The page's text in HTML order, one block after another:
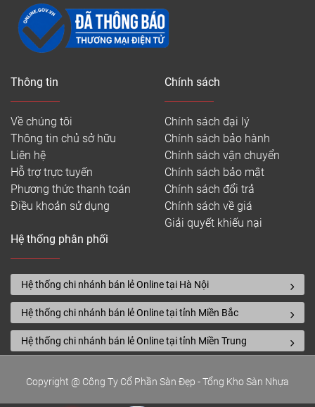
Thông tin
Về chúng tôi
Thông tin chủ sở hữu
Liên hệ
Hỗ trợ trực tuyến
Phương thức thanh toán
Điều khoản sử dụng
Chính sách
Chính sách đại lý
Chính sách bảo hành
Chính sách vận chuyển
Chính sách bảo mật
Chính sách đổi trả
Chính sách về giá
Giải quyết khiếu nại
Hệ thống phân phối
Hệ thống chi nhánh bán lẻ Online tại Hà Nội
Hệ thống chi nhánh bán lẻ Online tại tỉnh Miền Bắc
Hệ thống chi nhánh bán lẻ Online tại tỉnh Miền Trung
Copyright @ Công Ty Cổ Phần Sàn Đẹp - Tổng Kho Sàn Nhựa